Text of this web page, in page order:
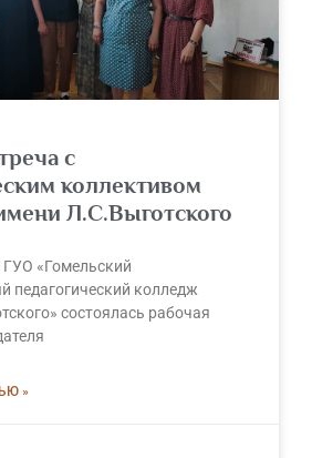
с
коллективом
Л.С.Выготского
«Гомельский
педагогический колледж
состоялась рабочая
»